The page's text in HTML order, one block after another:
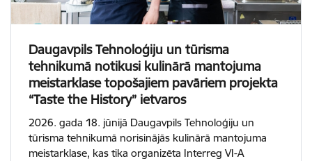
Daugavpils Tehnoloģiju un tūrisma
tehnikumā notikusi kulinārā mantojuma
meistarklase topošajiem pavāriem projekta
“Taste the History” ietvaros
2026. gada 18. jūnijā Daugavpils Tehnoloģiju un
tūrisma tehnikumā norisinājās kulinārā mantojuma
meistarklase, kas tika organizēta Interreg VI-A